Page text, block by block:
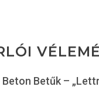
Betűk –